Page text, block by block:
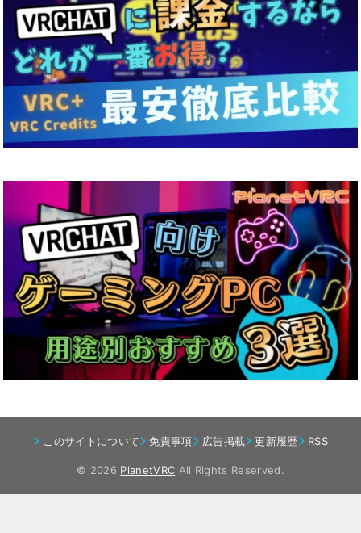
このサイトについて 免責事項 広告掲載 更新履歴 RSS
© 2026 PlanetVRC All Rights Reserved.